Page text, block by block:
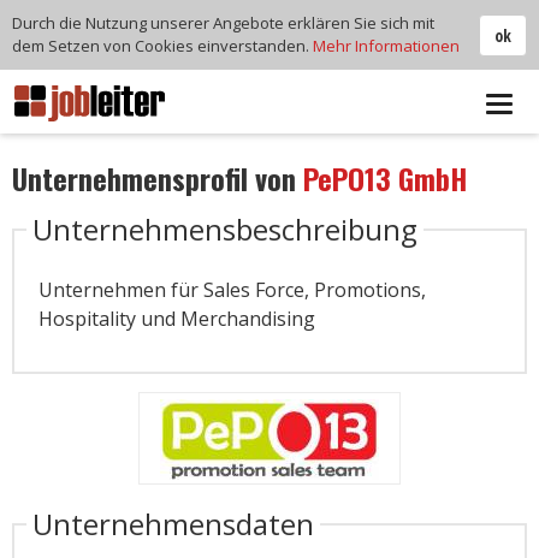
Unternehmensprofil von PePO13 GmbH
Unternehmensbeschreibung
Unternehmen für Sales Force, Promotions,
Hospitality und Merchandising
Unternehmensdaten
ok
Durch die Nutzung unserer Angebote erklären Sie sich mit
dem Setzen von Cookies einverstanden. Mehr Informationen